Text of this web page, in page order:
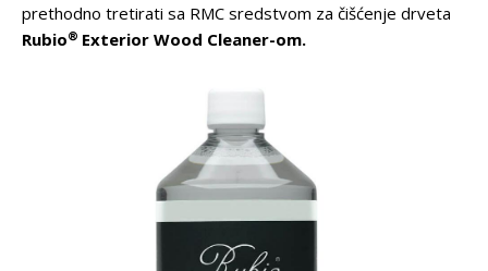
prethodno tretirati sa RMC sredstvom za čišćenje drveta
Rubio® Exterior Wood Cleaner-om.